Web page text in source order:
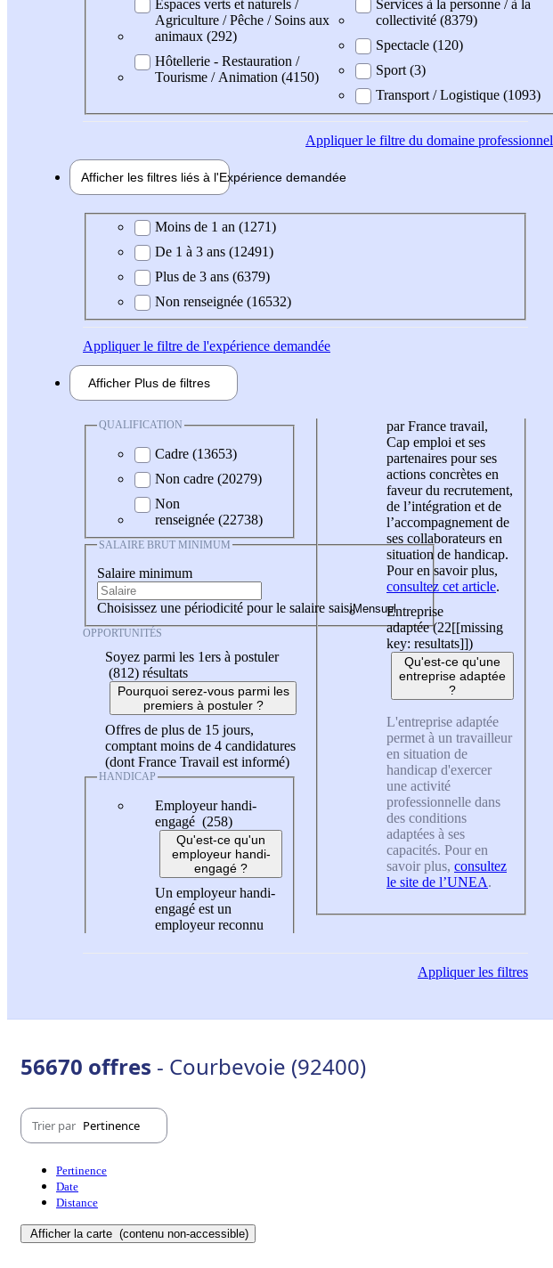
Espaces verts et naturels /
Agriculture / Pêche / Soins aux
animaux (292)
Hôtellerie - Restauration /
Tourisme / Animation (4150)
Services à la personne / à la
collectivité (8379)
Spectacle (120)
Sport (3)
Transport / Logistique (1093)
Appliquerle filtre du domaine professionnel
Afficher les filtres liés à l'Expérience demandée
Expérience demandée
Moins de 1 an (1271)
De 1 à 3 ans (12491)
Plus de 3 ans (6379)
Non renseignée (16532)
Appliquerle filtre de l'expérience demandée
Afficher Plus de filtres
QUALIFICATION
Cadre (13653)
Non cadre (20279)
Non
renseignée (22738)
SALAIRE BRUT MINIMUM
Salaire minimum
Choisissez une périodicité pour le salaire saisi
OPPORTUNITÉS
Soyez parmi les 1ers à postuler
(812) résultats
Pourquoi serez-vous parmi les
premiers à postuler ?
Offres de plus de 15 jours,
comptant moins de 4 candidatures
(dont France Travail est informé)
HANDICAP
Employeur handi-
engagé (258)
Qu'est-ce qu'un
employeur handi-
engagé ?
Un employeur handi-
engagé est un
employeur reconnu
par France travail,
Cap emploi et ses
partenaires pour ses
actions concrètes en
faveur du recrutement,
de l’intégration et de
l’accompagnement de
ses collaborateurs en
situation de handicap.
Pour en savoir plus,
consultez cet article.
Entreprise
adaptée (22[[missing
key: resultats]])
Qu'est-ce qu'une
entreprise adaptée
?
L'entreprise adaptée
permet à un travailleur
en situation de
handicap d'exercer
une activité
professionnelle dans
des conditions
adaptées à ses
capacités. Pour en
savoir plus, consultez
le site de l’UNEA.
Appliquerles filtres
56670 offres - Courbevoie (92400)
Trier par Pertinence
Pertinence
Date
Distance
Afficher la carte (contenu non-accessible)